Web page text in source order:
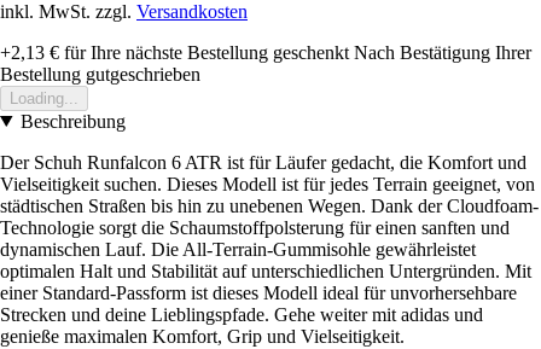
inkl. MwSt. zzgl. Versandkosten
+2,13 € für Ihre nächste Bestellung geschenkt Nach Bestätigung Ihrer
Bestellung gutgeschrieben
Loading...
Beschreibung
Der Schuh Runfalcon 6 ATR ist für Läufer gedacht, die Komfort und
Vielseitigkeit suchen. Dieses Modell ist für jedes Terrain geeignet, von
städtischen Straßen bis hin zu unebenen Wegen. Dank der Cloudfoam-
Technologie sorgt die Schaumstoffpolsterung für einen sanften und
dynamischen Lauf. Die All-Terrain-Gummisohle gewährleistet
optimalen Halt und Stabilität auf unterschiedlichen Untergründen. Mit
einer Standard-Passform ist dieses Modell ideal für unvorhersehbare
Strecken und deine Lieblingspfade. Gehe weiter mit adidas und
genieße maximalen Komfort, Grip und Vielseitigkeit.